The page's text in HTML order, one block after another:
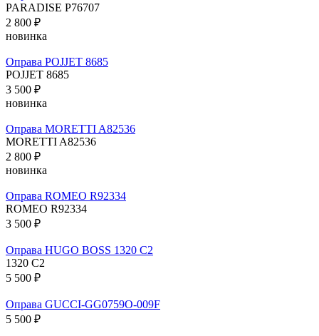
PARADISE P76707
2 800 ₽
новинка
Оправа POJJET 8685
POJJET 8685
3 500 ₽
новинка
Оправа MORETTI A82536
MORETTI A82536
2 800 ₽
новинка
Оправа ROMEO R92334
ROMEO R92334
3 500 ₽
Оправа HUGO BOSS 1320 C2
1320 C2
5 500 ₽
Оправа GUCCI-GG0759O-009F
5 500 ₽